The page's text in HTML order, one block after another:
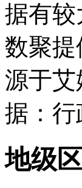
据有较
数聚
源于
据：
地级